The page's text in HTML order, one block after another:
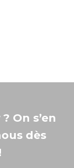
On s’en
dès